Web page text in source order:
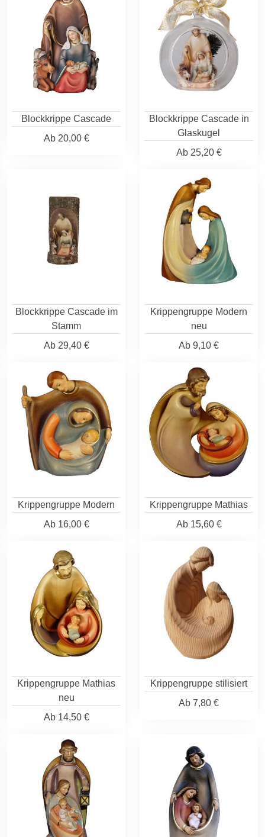
Blockkrippe Cascade
Ab20,00 €
Blockkrippe Cascade in
Glaskugel
Ab25,20 €
Blockkrippe Cascade im
Stamm
Ab29,40 €
Krippengruppe Modern
neu
Ab 9,10 €
Krippengruppe Modern
Ab16,00 €
Krippengruppe Mathias
Ab15,60 €
Krippengruppe Mathias
neu
Ab14,50 €
Krippengruppe stilisiert
Ab 7,80 €